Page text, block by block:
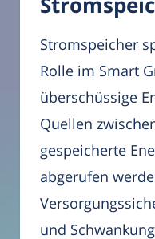
Stromspeicher
Rolle im Smart
überschüssige
Quellen
gespeicherte
abgerufen
und